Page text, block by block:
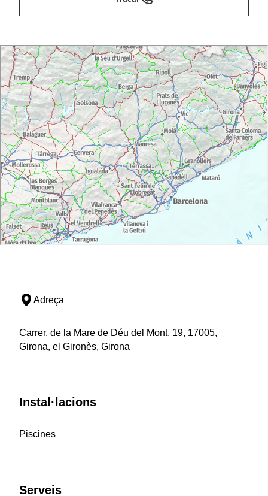
Adreça
Carrer, de la Mare de Déu del Mont, 19, 17005,
Girona, el Gironès, Girona
Instal·lacions
Piscines
Serveis